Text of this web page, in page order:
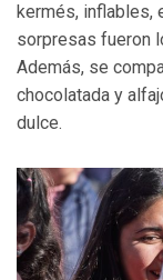
kermés, inflables,
sorpresas fueron
Además, se
chocolatada y
dulce.